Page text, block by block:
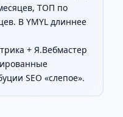
ТОП по
В YMYL длиннее
+ Я.Вебмастер
SEO «слепое».